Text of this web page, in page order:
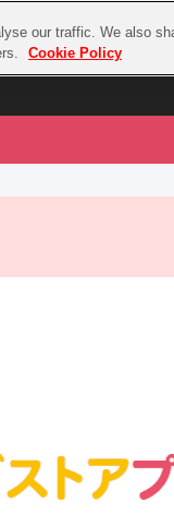
EVENT
STAGE
ラブライブ！サン
our traffic. We also
Cookie Policy